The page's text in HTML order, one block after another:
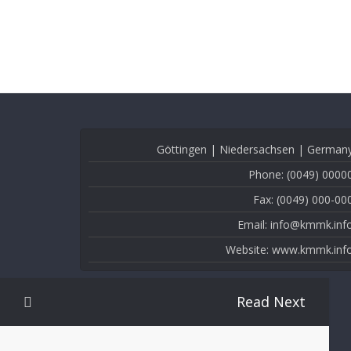
Göttingen | Niedersachsen |
Phone: (0049)
Fax: (0049) 000-
Email:
Website:
Read Next